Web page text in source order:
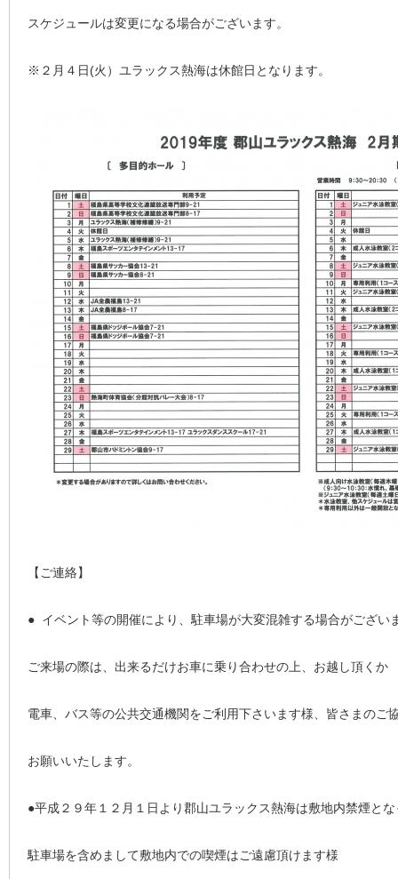
スケジュールは変更になる場合がございます。
※２月４日(火）ユラックス熱海は休館日となります。
【ご連絡】
● イベント等の開催により、駐車場が大変混雑する場合がござい
ご来場の際は、出来るだけお車に乗り合わせの上、お越し頂くか
電車、バス等の公共交通機関をご利用下さいます様、皆さまのご
お願いいたします。
●平成２９年１２月１日より郡山ユラックス熱海は敷地内禁煙と
駐車場を含めまして敷地内での喫煙はご遠慮頂けます様